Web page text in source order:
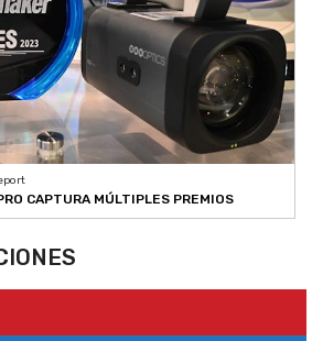
CAPTURA MÚLTIPLES PREMIOS